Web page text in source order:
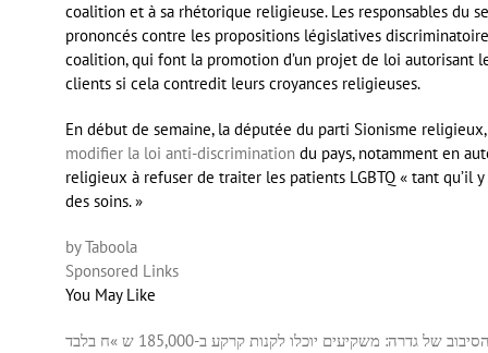
coalition et à sa rhétorique religieuse. Les responsables du
prononcés contre les propositions législatives
coalition, qui font la promotion d’un projet de loi autorisant
clients si cela contredit leurs croyances religieuses.
En début de semaine, la députée du parti Sionisme
modifier la loi anti-discrimination du pays, notamment en
religieux à refuser de traiter les patients LGBTQ « tant qu’il
des soins. »
by Taboola
Sponsored Links
You May Like
של גדרה: משקיעים יוכלו לקנות קרקע ב-185,000 ש »ח בלבד